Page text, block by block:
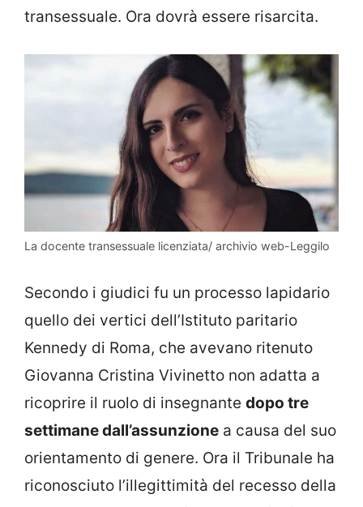
transessuale. Ora dovrà essere risarcita.
La docente transessuale licenziata/ archivio web-Leggilo
Secondo i giudici fu un processo lapidario
quello dei vertici dell’Istituto paritario
Kennedy di Roma, che avevano ritenuto
Giovanna Cristina Vivinetto non adatta a
ricoprire il ruolo di insegnante dopo tre
settimane dall’assunzione a causa del suo
orientamento di genere. Ora il Tribunale ha
riconosciuto l’illegittimità del recesso della